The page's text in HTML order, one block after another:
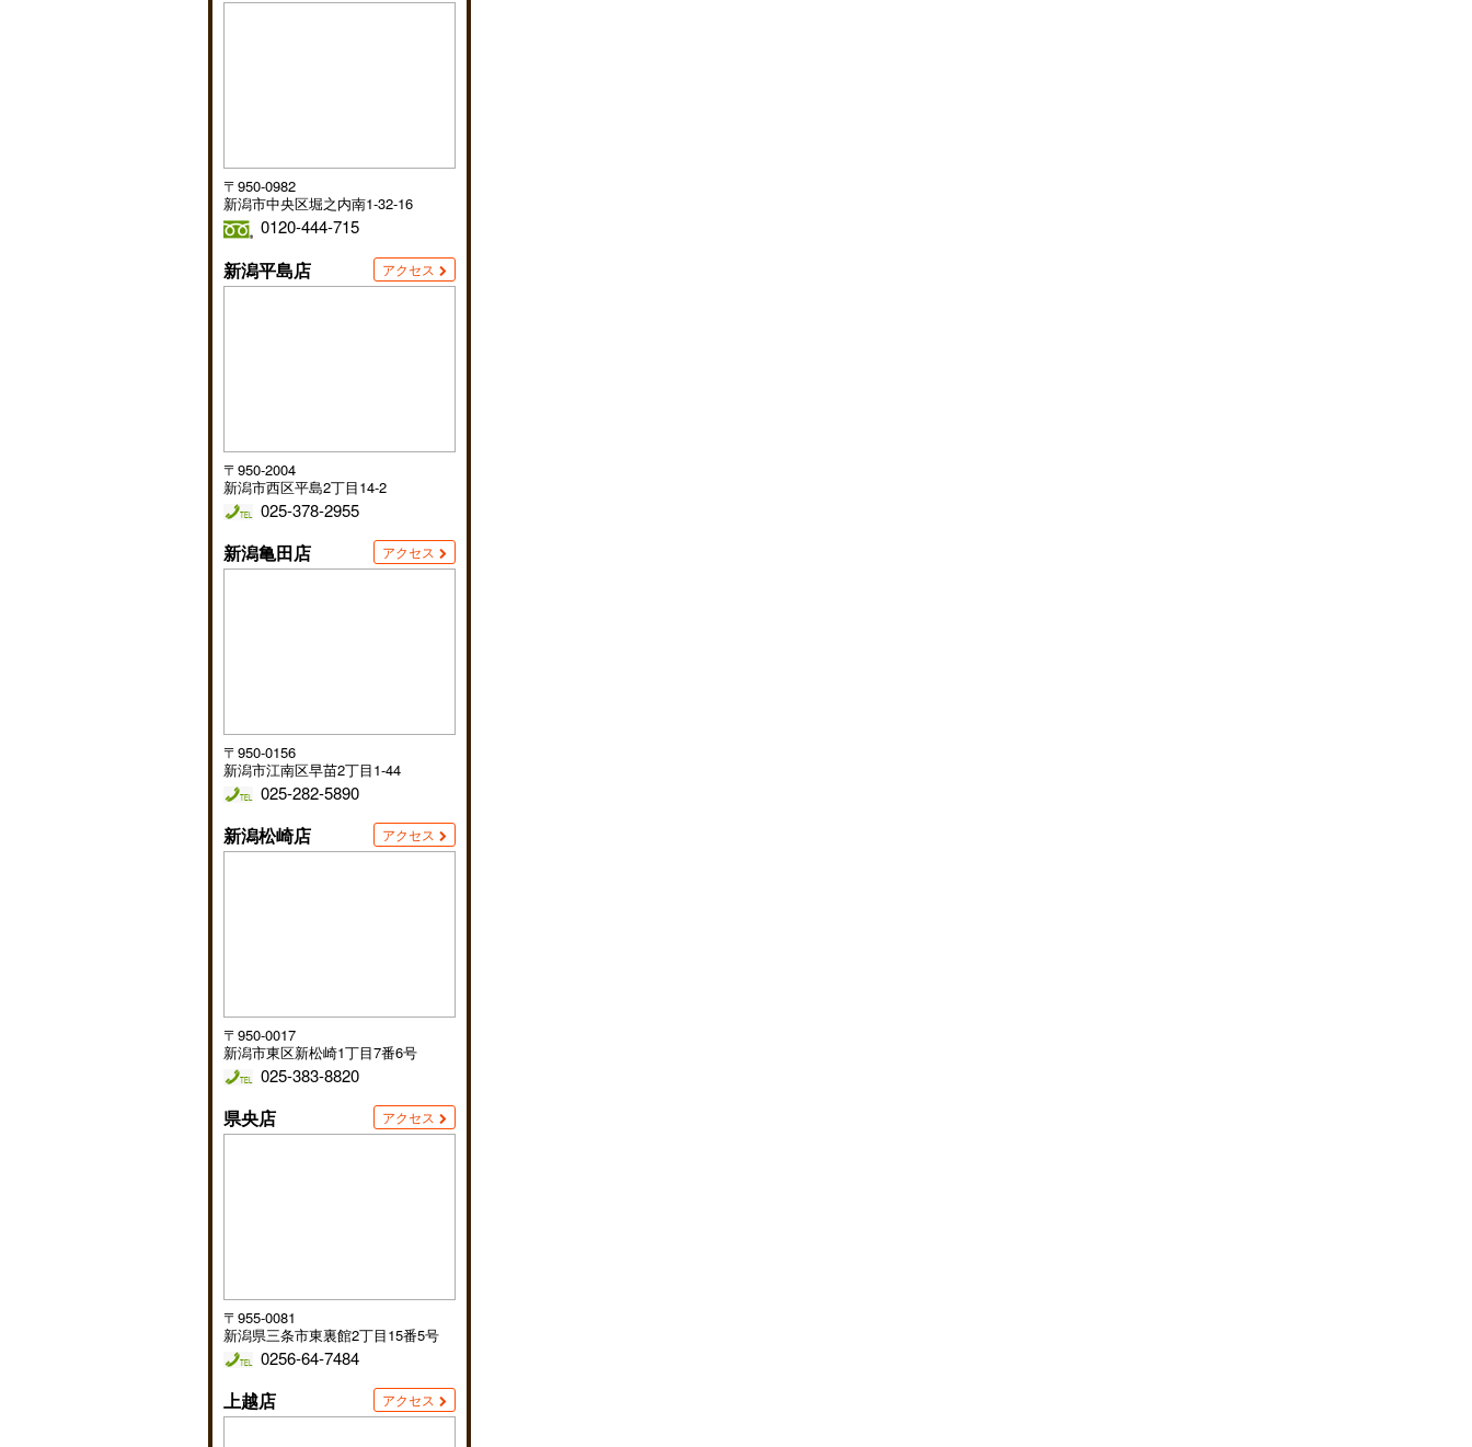
〒950-0982
新潟市中央区堀之内南1-32-16
0120-444-715
新潟平島店 アクセス
〒950-2004
新潟市西区平島2丁目14-2
025-378-2955
新潟亀田店 アクセス
〒950-0156
新潟市江南区早苗2丁目1-44
025-282-5890
新潟松崎店 アクセス
〒950-0017
新潟市東区新松崎1丁目7番6号
025-383-8820
県央店 アクセス
〒955-0081
新潟県三条市東裏館2丁目15番5号
0256-64-7484
上越店 アクセス